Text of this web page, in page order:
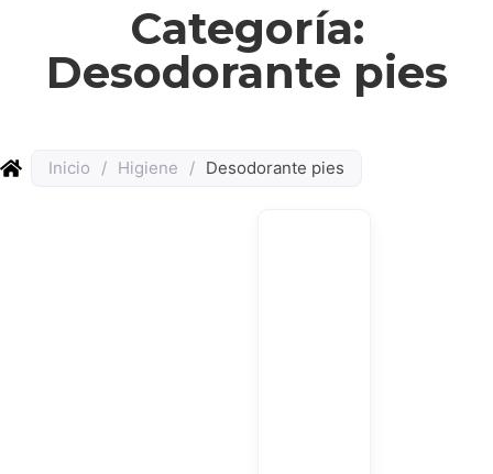
Categoría:
Desodorante pies
Inicio / Higiene / Desodorante pies